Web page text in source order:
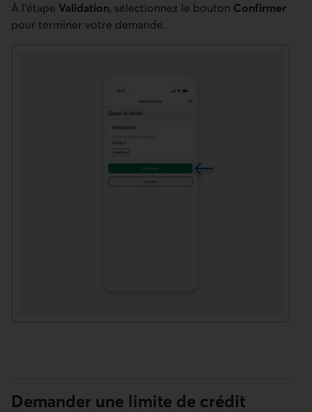
À l’étape Validation, sélectionnez le bouton Confirmer
pour terminer votre demande.
Demander une limite de crédit